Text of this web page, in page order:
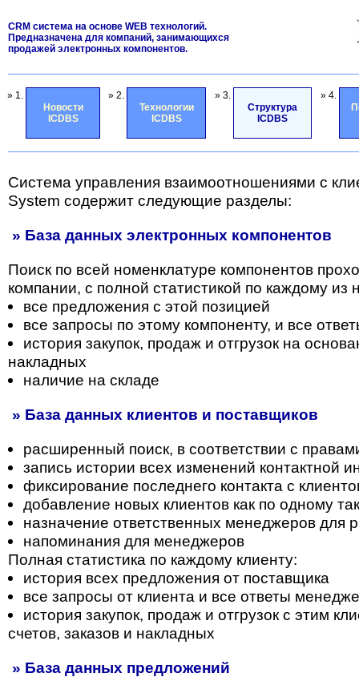
CRM система на основе WEB технологий.
Предназначена для компаний, занимающихся
продажей электронных компонентов.
» 1.
Новости
ICDBS
» 2.
Технологии
ICDBS
» 3.
Структура
ICDBS
» 4.
Система управления взаимоотношениями с
System содержит следующие разделы:
» База данных электронных компонентов
Поиск по всей номенклатуре компонентов
компании, с полной статистикой по каждому из
все предложения с этой позицией
все запросы по этому компоненту, и все
история закупок, продаж и отгрузок на
накладных
наличие на складе
» База данных клиентов и поставщиков
расширенный поиск, в соответствии с
запись истории всех изменений контактной
фиксирование последнего контакта с
добавление новых клиентов как по одному
назначение ответственных менеджеров для
напоминания для менеджеров
Полная статистика по каждому клиенту:
история всех предложения от поставщика
все запросы от клиента и все ответы
история закупок, продаж и отгрузок с этим
счетов, заказов и накладных
» База данных предложений